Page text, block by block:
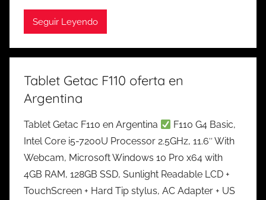
Seguir Leyendo
Tablet Getac F110 oferta en
Argentina
Tablet Getac F110 en Argentina
F110 G4 Basic,
Intel Core i5-7200U Processor 2.5GHz, 11.6″ With
Webcam, Microsoft Windows 10 Pro x64 with
4GB RAM, 128GB SSD, Sunlight Readable LCD +
TouchScreen + Hard Tip stylus, AC Adapter + US